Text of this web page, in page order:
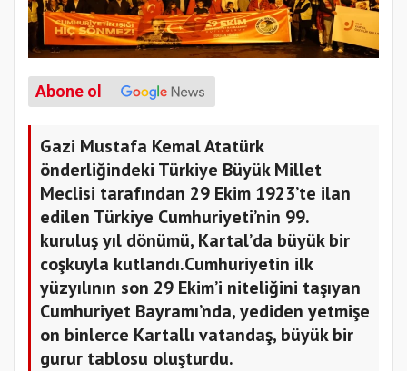
Abone ol
Gazi Mustafa Kemal Atatürk
önderliğindeki Türkiye Büyük Millet
Meclisi tarafından 29 Ekim 1923’te ilan
edilen Türkiye Cumhuriyeti’nin 99.
kuruluş yıl dönümü, Kartal’da büyük bir
coşkuyla kutlandı.Cumhuriyetin ilk
yüzyılının son 29 Ekim’i niteliğini taşıyan
Cumhuriyet Bayramı’nda, yediden yetmişe
on binlerce Kartallı vatandaş, büyük bir
gurur tablosu oluşturdu.